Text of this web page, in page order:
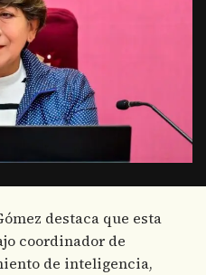
destaca que esta
coordinador de
de inteligencia,